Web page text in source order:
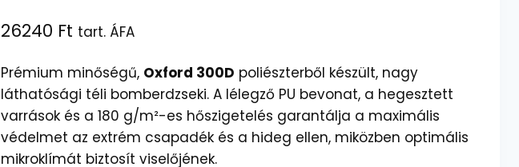
26240 Ft tart. ÁFA
Prémium minőségű, Oxford 300D poliészterből készült, nagy
láthatósági téli bomberdzseki. A lélegző PU bevonat, a hegesztett
varrások és a 180 g/m²-es hőszigetelés garantálja a maximális
védelmet az extrém csapadék és a hideg ellen, miközben optimális
mikroklímát biztosít viselőjének.